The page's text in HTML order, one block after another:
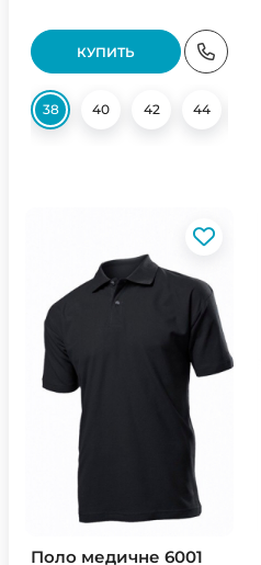
КУПИТЬ
38 40 42 44
Поло медичне 6001